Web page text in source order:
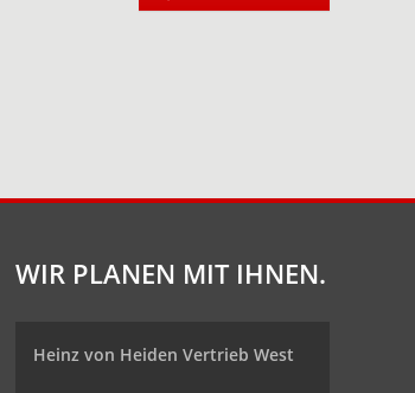
WIR PLANEN MIT IHNEN.
Heinz von Heiden Vertrieb West